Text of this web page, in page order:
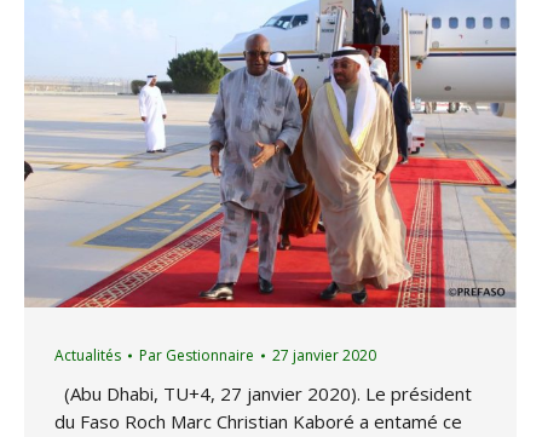
Actualités Par Gestionnaire 27 janvier 2020
(Abu Dhabi, TU+4, 27 janvier 2020). Le président
du Faso Roch Marc Christian Kaboré a entamé ce